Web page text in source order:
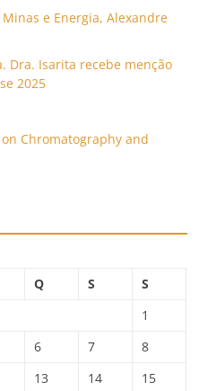
e Energia, Alexandre
Dra. Isarita recebe menção
2025
Chromatography and
Q S
S
1
6 7
8
13 14
15